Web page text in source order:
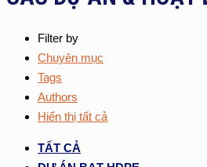
Filter by
Chuyên mục
Tags
Authors
Hiển thị tất cả
TẤT CẢ